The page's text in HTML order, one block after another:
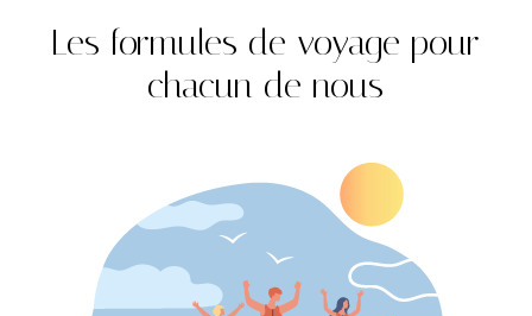
Les formules de voyage pour
chacun de nous